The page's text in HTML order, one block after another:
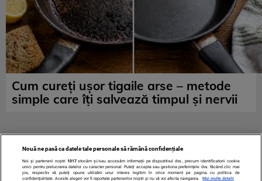
Cum cureți ușor tigaile arse – metode
simple care îți salvează timpul și nervii
Nouă ne pasă ca datele tale personale să rămână confidențiale
Noi și partenerii noștri 1017stocăm și/sau accesăm informații pe dispozitivul dvs., precum identificatorii cookie
unici pentru prelucrarea datelor cu caracter personal. Puteți accepta sau gestiona preferințele dvs. făcând clic mai
jos, respectiv vă puteți opune utilizării unui interes legitim în orice moment pe pagina cu politica de
confidențialitate. Aceste alegeri vor fi raportate partenerilor noștri și nu vă vor afecta navigarea.
Mai multe detalii